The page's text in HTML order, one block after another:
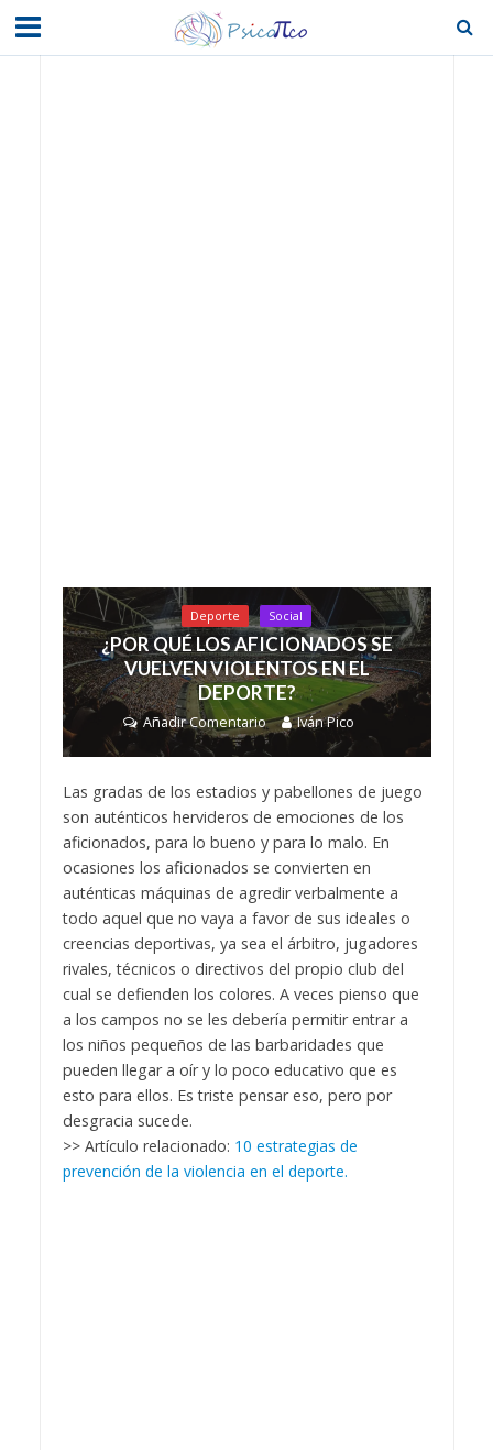
Deporte Social
¿POR QUÉ LOS AFICIONADOS SE
VUELVEN VIOLENTOS EN EL
DEPORTE?
Añadir Comentario Iván Pico
Las gradas de los estadios y pabellones de juego
son auténticos hervideros de emociones de los
aficionados, para lo bueno y para lo malo. En
ocasiones los aficionados se convierten en
auténticas máquinas de agredir verbalmente a
todo aquel que no vaya a favor de sus ideales o
creencias deportivas, ya sea el árbitro, jugadores
rivales, técnicos o directivos del propio club del
cual se defienden los colores. A veces pienso que
a los campos no se les debería permitir entrar a
los niños pequeños de las barbaridades que
pueden llegar a oír y lo poco educativo que es
esto para ellos. Es triste pensar eso, pero por
desgracia sucede.
>> Artículo relacionado: 10 estrategias de
prevención de la violencia en el deporte.